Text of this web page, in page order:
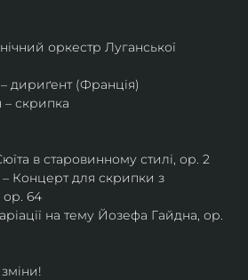
оркестр Луганської
– дириґент (Франція)
– скрипка
в старовинному стилі, ор. 2
Концерт для скрипки з
ор. 64
на тему Йозефа Гайдна, ор.